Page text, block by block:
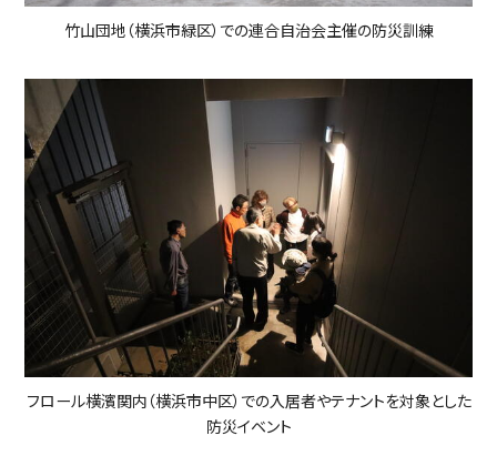
竹山団地（横浜市緑区）での連合自治会主催の防災訓練
フロール横濱関内（横浜市中区）での入居者やテナントを対象とした
防災イベント